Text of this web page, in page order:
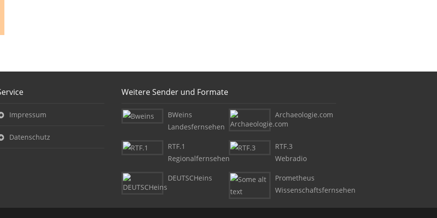
Impressum
Datenschutz
Weitere Sender und Formate
BWeins
Landesfernsehen
RTF.1
Regionalfernsehen
DEUTSCHeins
Archaeologie.com
RTF.3
Webradio
Prometheus
Wissenschaftsfernsehen